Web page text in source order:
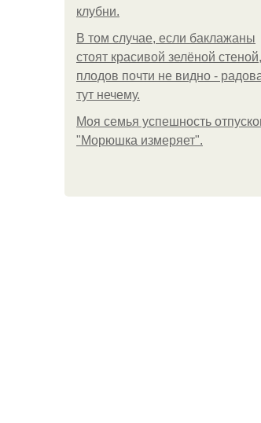
клубни.
В том случае, если баклажаны
стоят красивой зелёной
плодов почти не видно -
тут нечему.
Моя семья успешность
"Морюшка измеряет".